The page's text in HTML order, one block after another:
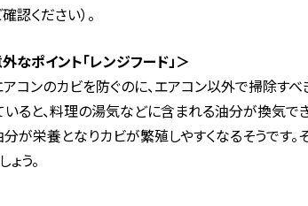
ください）。
ポイント「レンジフード」＞
コンのカビを防ぐのに、エアコン以外で掃除すべ
いると、料理の湯気などに含まれる油分が換気で
分が栄養となりカビが繁殖しやすくなるそうです。
う。